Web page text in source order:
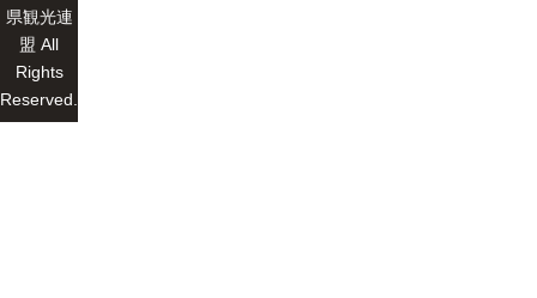
県観光連
盟 All
Rights
Reserved.